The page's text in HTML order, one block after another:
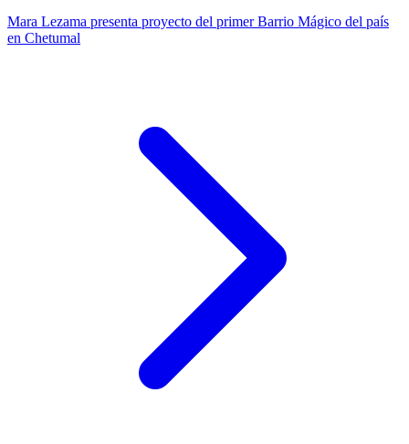
Mara Lezama presenta proyecto del primer Barrio Mágico del país
en Chetumal